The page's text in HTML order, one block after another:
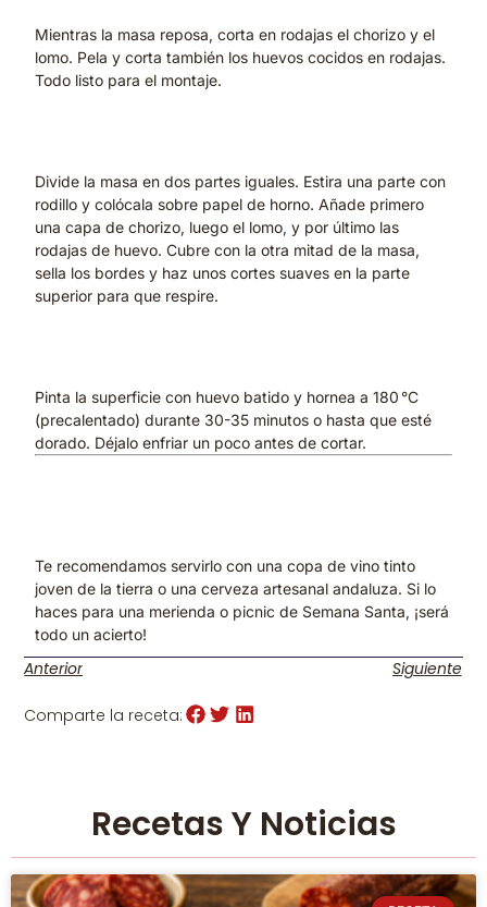
Mientras la masa reposa, corta en rodajas el chorizo y el
lomo. Pela y corta también los huevos cocidos en rodajas.
Todo listo para el montaje.
Divide la masa en dos partes iguales. Estira una parte con
rodillo y colócala sobre papel de horno. Añade primero
una capa de chorizo, luego el lomo, y por último las
rodajas de huevo. Cubre con la otra mitad de la masa,
sella los bordes y haz unos cortes suaves en la parte
superior para que respire.
Pinta la superficie con huevo batido y hornea a 180 °C
(precalentado) durante 30-35 minutos o hasta que esté
dorado. Déjalo enfriar un poco antes de cortar.
Te recomendamos servirlo con una copa de vino tinto
joven de la tierra o una cerveza artesanal andaluza. Si lo
haces para una merienda o picnic de Semana Santa, ¡será
todo un acierto!
Anterior Siguiente
Comparte la receta:
Recetas Y Noticias